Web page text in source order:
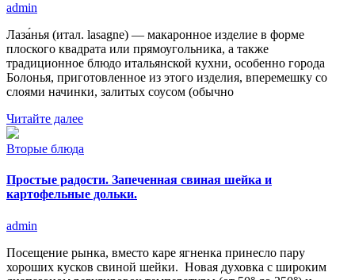
admin
Лаза́нья (итал. lasagne) — макаронное изделие в форме
плоского квадрата или прямоугольника, а также
традиционное блюдо итальянской кухни, особенно города
Болонья, приготовленное из этого изделия, вперемешку со
слоями начинки, залитых соусом (обычно
Читайте далее
Вторые блюда
Простые радости. Запеченная свиная шейка и
картофельные дольки.
admin
Посещение рынка, вместо каре ягненка принесло пару
хороших кусков свиной шейки. Новая духовка с широким